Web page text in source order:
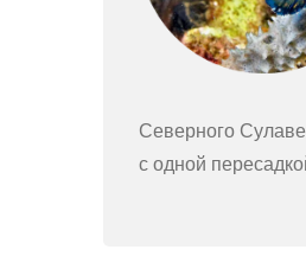
Северного
с одной